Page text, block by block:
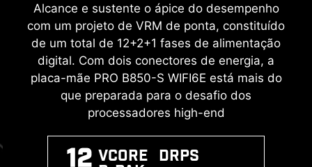
Alcance e sustente o ápice do desempenho
com um projeto de VRM de ponta, constituído
de um total de 12+2+1 fases de alimentação
digital. Com dois conectores de energia, a
placa-mãe PRO B850-S WIFI6E está mais do
que preparada para o desafio dos
processadores high-end
12 Vcore DRPS
Um grande passo para a melhoria de
desempenho DDR com a mais recente memória
DDR5. Somada ao processo de soldagem SMT
e à tecnologia MSI Memory Boost, a PRO
B850M-P WIFI está pronta para mostrar ao
mundo uma performance memorável.
SUPORTE A
EXPO / A-
MEMORY
BOOST
PROCESSO
Os "Transient Voltage Suppressors" (TVS) são
dispositivos de segurança utilizados para
proteção contra voltagem em excesso. Todos
os modelos de placa-mãe da MSI são
equipados com TVS. Quando a voltagem cresce
de forma anormal, o TVS muda de um estado
de alta resistência para um estado de baixa
o terra. Evitando danos no circuito causados